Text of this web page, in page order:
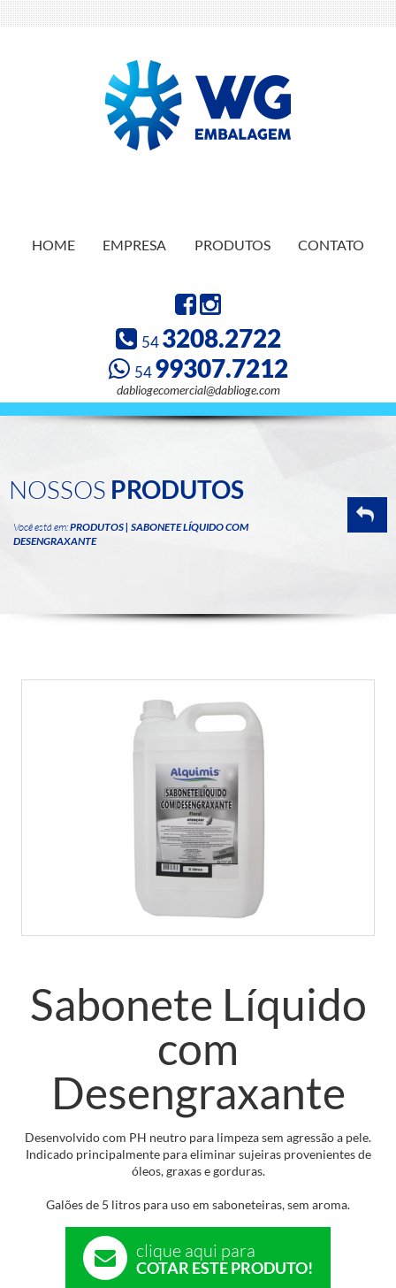
HOME EMPRESA PRODUTOS CONTATO
543208.2722
5499307.7212
dabliogecomercial@dablioge.com
NOSSOS PRODUTOS
Você está em:PRODUTOS | SABONETE LÍQUIDO COM
DESENGRAXANTE
Sabonete Líquido
com
Desengraxante
Desenvolvido com PH neutro para limpeza sem agressão a pele.
Indicado principalmente para eliminar sujeiras provenientes de
óleos, graxas e gorduras.
Galões de 5 litros para uso em saboneteiras, sem aroma.
clique aqui para
COTAR ESTE PRODUTO!